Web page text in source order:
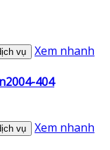
vụ Xem nhanh
404
vụ Xem nhanh